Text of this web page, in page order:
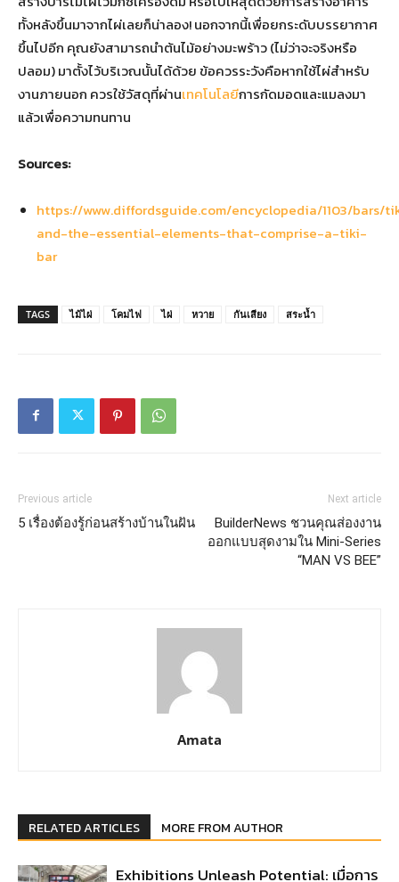
ทั้งหลังขึ้นมาจากไผ่เลยก็น่าลอง! นอกจากนี้เพื่อยกระดับบรรยากาศ
ขึ้นไปอีก คุณยังสามารถนำต้นไม้อย่างมะพร้าว (ไม่ว่าจะจริงหรือ
ปลอม) มาตั้งไว้บริเวณนั้นได้ด้วย ข้อควรระวังคือหากใช้ไผ่สำหรับ
งานภายนอก ควรใช้วัสดุที่ผ่านเทคโนโลยีการกัดมอดและแมลงมา
แล้วเพื่อความทนทาน
Sources:
https://www.diffordsguide.com/encyclopedia/1103/bars/
and-the-essential-elements-that-comprise-a-tiki-
bar
TAGS ไม้ไผ่ โคมไฟ ไผ่ หวาย กันเสียง สระน้ำ
Previous article
5 เรื่องต้องรู้ก่อนสร้างบ้านในฝัน
Next article
BuilderNews ชวนคุณส่องงาน
ออกแบบสุดงามใน Mini-Series
“MAN VS BEE”
Amata
RELATED ARTICLES MORE FROM AUTHOR
Exhibitions Unleash Potential: เมื่อการ